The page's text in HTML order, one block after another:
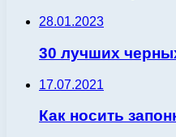
28.01.2023
30 лучших
17.07.2021
Как носить